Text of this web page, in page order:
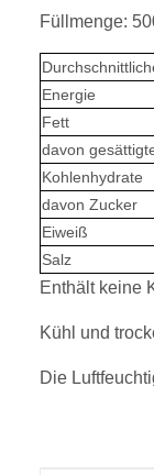
Füllmenge:
Energie
Fett
davon
Kohlenhydrate
davon Zucker
Eiweiß
Salz
Enthält keine
Kühl und
Die